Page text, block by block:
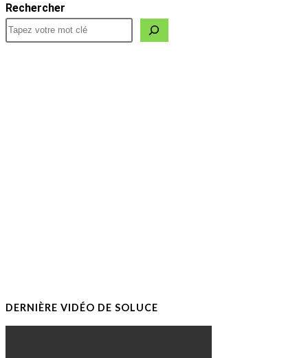
publication :
Rechercher
DERNIÈRE VIDÉO DE SOLUCE